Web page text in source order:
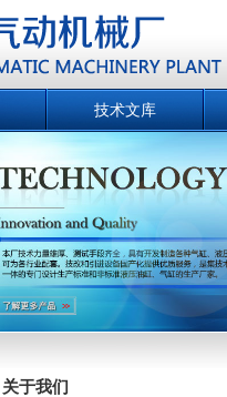
技术文库
关于我们